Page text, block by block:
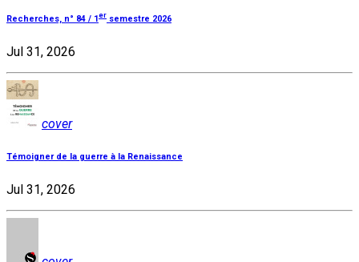
Recherches, n° 84 / 1er semestre 2026
Jul 31, 2026
cover
Témoigner de la guerre à la Renaissance
Jul 31, 2026